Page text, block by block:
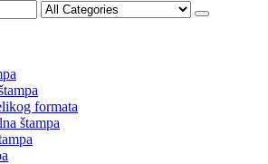
formata
štampa